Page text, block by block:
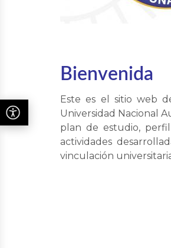
Bienvenida
Este es el sitio web
Universidad Nacional
plan de estudio,
actividades
vinculación